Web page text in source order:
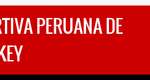
PERUANA DE